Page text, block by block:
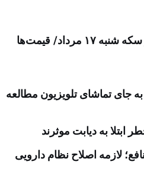
قیمت طلا و سکه شنبه ۱۷ مرداد/ قیمت‌ها
تماشای تلویزیون مطالعه
به دیابت موثرند
لازمه اصلاح نظام دارویی